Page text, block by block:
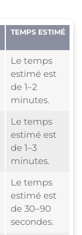
TEMPS ESTIMÉ
Le temps
estimé est
de 1–2
minutes.
Le temps
estimé est
de 1–3
minutes.
Le temps
estimé est
de 30–90
secondes.